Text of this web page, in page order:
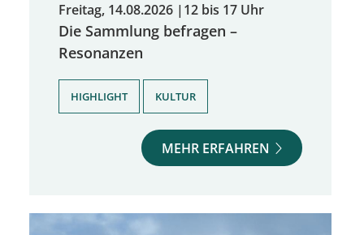
Freitag, 14.08.2026 | 12 bis 17 Uhr
Die Sammlung befragen –
Resonanzen
HIGHLIGHT KULTUR
MEHR ERFAHREN